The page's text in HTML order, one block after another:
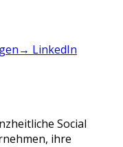
→ LinkedIn
Social
ihre